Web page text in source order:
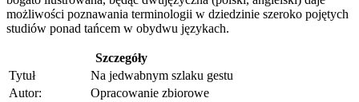
możliwości poznawania terminologii w dziedzinie szeroko pojętych
studiów ponad tańcem w obydwu językach.
Szczegóły
Tytuł
Na jedwabnym szlaku gestu
Autor:
Opracowanie zbiorowe